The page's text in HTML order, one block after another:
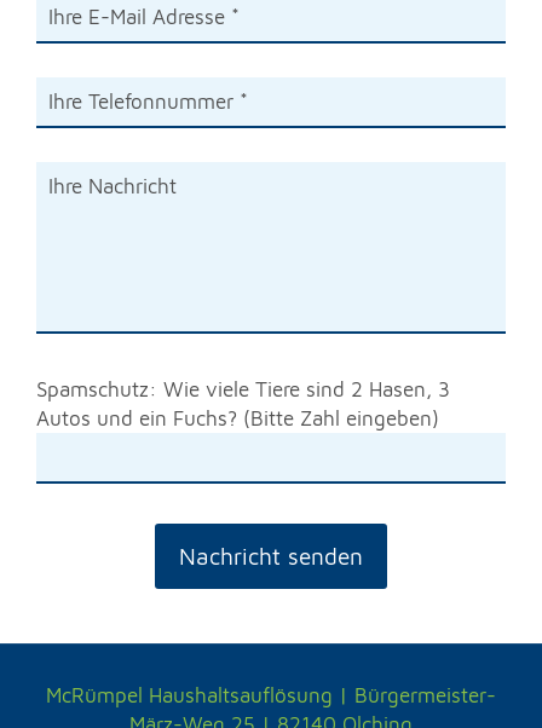
Spamschutz: Wie viele Tiere sind 2 Hasen, 3
Autos und ein Fuchs? (Bitte Zahl eingeben)
McRümpel Haushaltsauflösung | Bürgermeister-